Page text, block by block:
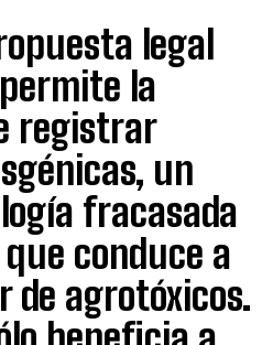
legal
la
registrar
un
fracasada
conduce a
de agrotóxicos.